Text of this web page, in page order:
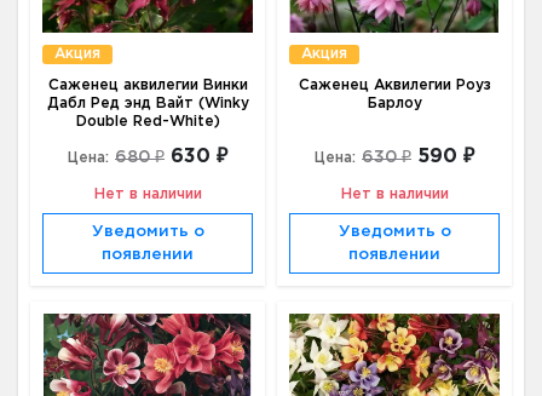
Акция
Саженец аквилегии Винки
Дабл Ред энд Вайт (Winky
Double Red-White)
Цена: 680 ₽ 630 ₽
Нет в наличии
Уведомить о
появлении
Акция
Саженец Аквилегии Роуз
Барлоу
Цена: 630 ₽ 590 ₽
Нет в наличии
Уведомить о
появлении